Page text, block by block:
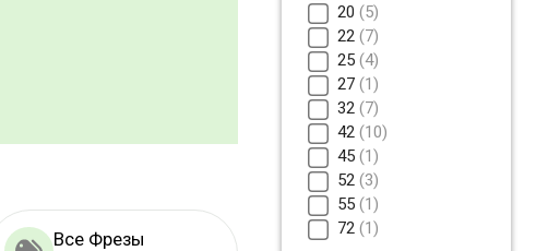
20 5
22 7
25 4
27 1
32 7
42 10
45 1
52 3
55 1
72 1
Все Фрезы